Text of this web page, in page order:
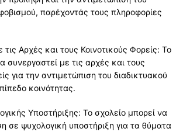
παρέχοντάς τους πληροφορίες
τις Αρχές και τους Κοινοτικούς Φορείς: Το
συνεργαστεί με τις αρχές και τους
για την αντιμετώπιση του διαδικτυακού
κοινότητας.
Υποστήριξης: Το σχολείο μπορεί να
σε ψυχολογική υποστήριξη για τα θύματα